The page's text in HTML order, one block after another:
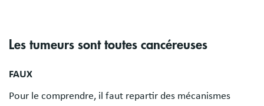
Les tumeurs sont toutes cancéreuses
FAUX
Pour le comprendre, il faut repartir des mécanismes